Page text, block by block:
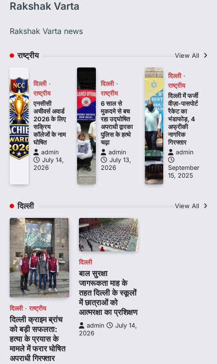
Rakshak Varta
Rakshak Varta news
राष्ट्रीय View All
दिल्ली
राष्ट्रीय
एनसीसी
अचीवर्स अवार्ड
2026 के लिए
सक्रिय
कॉलेजों के नाम
घोषित
admin
July 14,
2026
दिल्ली
राष्ट्रीय
6 साल से
मुकदमे से बच
रहा उद्घोषित
अपराधी द्वारका
पुलिस के हत्थे
चढ़ा
admin
July 13,
2026
दिल्ली
राष्ट्रीय
दिल्ली में फर्जी
वीज़ा-पासपोर्ट
रैकेट का
भंडाफोड़, 4
अफ्रीकी
नागरिक
गिरफ्तार
admin
September
15, 2025
दिल्ली View All
दिल्ली राष्ट्रीय
दिल्ली क्राइम ब्रांच
को बड़ी सफलता:
हत्या के प्रयास के
मामले में फरार घोषित
अपराधी गिरफ्तार
दिल्ली
बाल सुरक्षा
जागरूकता माह के
तहत दिल्ली के स्कूलों
में छात्राओं को
आत्मरक्षा का प्रशिक्षण
admin
July 14,
2026